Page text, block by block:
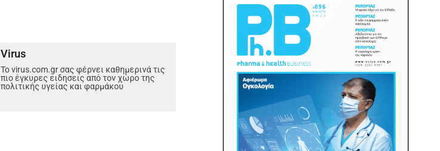
Virus
Το virus.com.gr σας φέρνει καθημερινά τις
πιο έγκυρες ειδησεις από τον χώρο της
πολιτικής υγείας και φαρμάκου